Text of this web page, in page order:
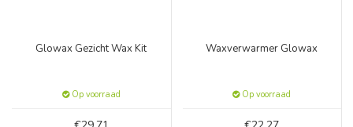
Glowax Gezicht Wax Kit
Op voorraad
Waxverwarmer Glowax
Op voorraad